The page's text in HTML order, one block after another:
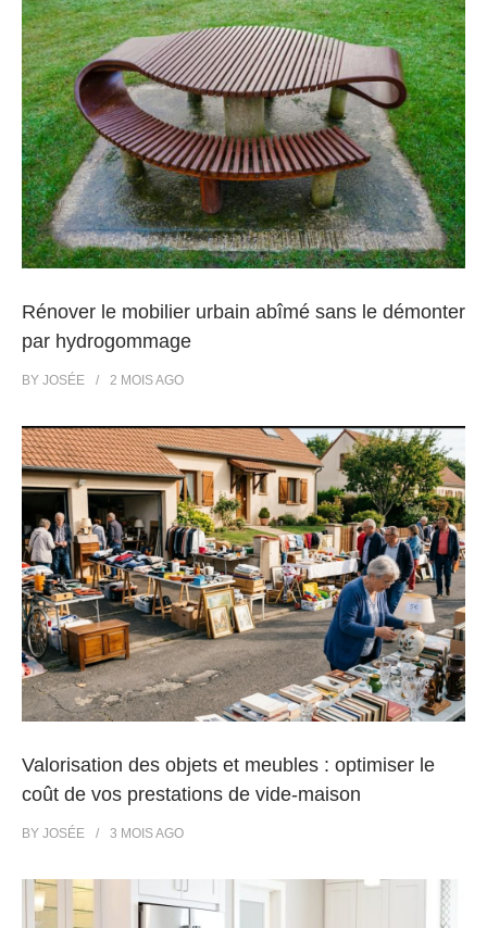
Rénover le mobilier urbain abîmé sans le démonter
par hydrogommage
BY JOSÉE 2 MOISAGO
Valorisation des objets et meubles : optimiser le
coût de vos prestations de vide-maison
BY JOSÉE 3 MOISAGO